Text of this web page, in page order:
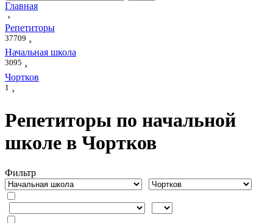
Главная
›
Репетиторы
37709 ›
Начальная школа
3095 ›
Чортков
1 ›
Репетиторы по начальной
школе в Чортков
Фильтр